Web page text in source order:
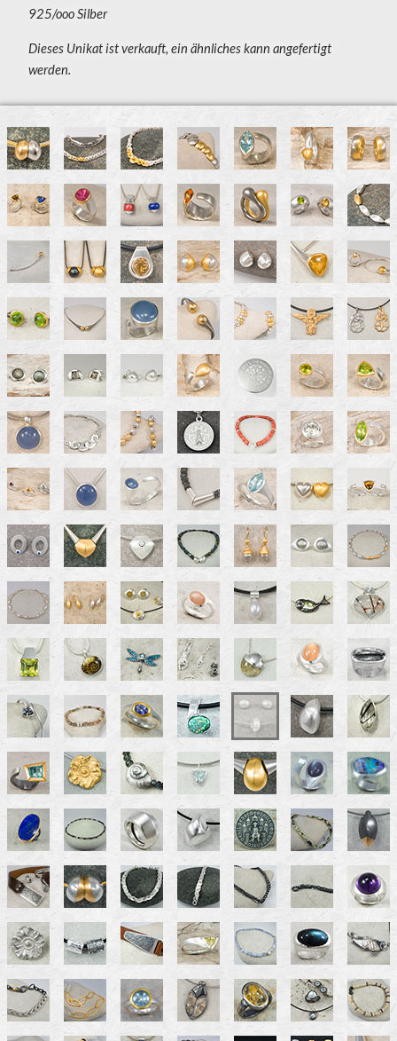
925/ooo Silber
Dieses Unikat ist verkauft, ein ähnliches kann angefertigt
werden.